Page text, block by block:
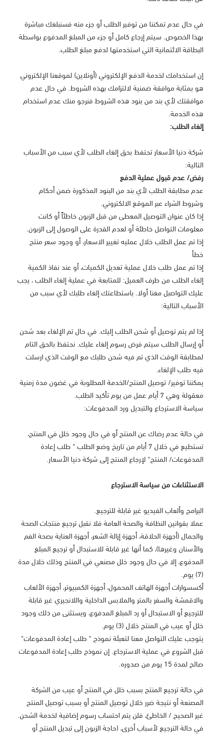
في حال عدم تمكننا من توفير الطلب أو جزء منه فسنبلغك مباشرة
بهذا الخصوص. سيتم إرجاع كامل أو جزء من المبلغ المدفوع بواسطة
البطاقة الائتمانية التي استخدمتها لدفع مبلغ الطلب.
إن استخدامك لخدمة الدفع الإلكتروني (أونلاين) لموقعنا الإلكتروني
هو بمثابة موافقة ضمنية لالتزامك بهذه الشروط. في حال عدم
موافقتك لأي بند من بنود هذه الشروط فنرجو منك عدم استخدام
هذه الخدمة.
إلغاء الطلب:
شركة دنيا الأسعار تحتفظ بحق إلغاء الطلب لأي سبب من الأسباب
التالية:
رفض/ عدم قبول عملية الدفع
عدم مطابقة الطلب لأي بند من البنود المذكورة ضمن أحكام
وشروط الشراء عبر الموقع الالكتروني.
إذا كان عنوان التوصيل المعطى من قبل الزبون خاطئاً أو كانت
معلومات التواصل خاطئة أو لعدم القدرة على الوصول إلى الزبون.
إذا تم عمل الطلب خلال عمليه تغيير الاسعار، أو وجود سعر منتج
خطأ
إذا تم عمل طلب خلال عملية تعديل الكميات، أو عند نفاذ الكمية
إلغاء الطلب من طرف العميل: للمتابعة في عملية إلغاء الطلب ، يجب
عليك التواصبل مغنا أولا. باستطاعتك إلغاء طلبك لأي سبب من
الأسباب التالية:
إذا لم يتم توصيل أو شحن الطلب إليك. في حال تم الإلغاء بعد شحن
أو إرسال الطلب سيتم فرض رسوم إلغاء عليك. نحتفظ بالحق التام
لمطابقة الوقت الذي تم فيه شحن طلبك مع الوقت الذي ارسلت
فيه طلب الإلغاء.
يمكننا توفير/ توصيل المنتج/الخدمة المطلوبة في غضون مدة زمنية
معقولة وهي 7 أيام عمل من يوم تأكيد الطلب.
سياسة الاسترجاع والتبديل ورد المدفوعات:
في حالة عدم رضاك عن المنتج أو في حال وجود خلل في المنتج،
تستطيع في خلال 7 أيام من تاريخ وضع الطلب " طلب إعادة
المدفوعات/ المنتج" لإرجاع المنتج إلى شركة دنيا الأسعار.
الاستثناءات من سياسة الاسترجاع
البرامج وألعاب الفيديو غير قابلة للترجيع.
عملا بقوانين النظافة والصحة العامة فلا نقبل ترجيع منتجات الصحة
والجمال (أجهزة الحلاقة، أجهزة إزالة الشعر، أجهزة العناية بصحة الفم
والأسنان وغيرها)، كما أنها غير قابلة للاستبدال أو ترجيع المبلغ
المدفوع، إلا في حال وجود خلل مصنعي في المنتج وذلك خلال مدة
(7) يوم.
أكسسوارات أجهزة الهاتف المحمول، أجهزة الكمبيوتر، أجهزة الألعاب
والاقمشة والسفر بالمتر والملابس الداخلية واللانجيري غير قابلة
للترجيع أو الاستبدال أو رد المبلغ المدفوع، ويستثنى من ذلك وجود
خلل أو عيب في المنتج خلال (3) يوم.
يتوجب عليك التواصل معنا لتعبئة نموذج " طلب إعادة المدفوعات"
قبل الشروع في عملية الاسترجاع. إن نموذج طلب إعادة المدفوعات
صالح لمدة 15 يوم من صدوره.
في حالة ترجيع المنتج بسبب خلل في المنتج أو عيب من الشركة
المصنعة أو نتيجة ضرر خلال توصيل المنتج أو بسبب توصيل المنتج
غير الصحيح / الخاطئ، فلن يتم احتساب رسوم إضافية لخدمة الشحن.
في حالة الترجيع لأسباب أخرى، (حاجة الزبون إلى تبديل المنتج أو